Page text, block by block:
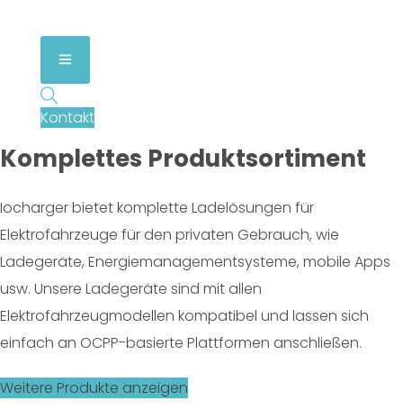
Kontakt
Intelligentes und einfaches EV-Ladegerät
der Stufe 2 für Privathäuser und Wohnungen.
Komplettes Produktsortiment
Iocharger bietet komplette Ladelösungen für
Elektrofahrzeuge für den privaten Gebrauch, wie
Ladegeräte, Energiemanagementsysteme, mobile Apps
usw. Unsere Ladegeräte sind mit allen
Elektrofahrzeugmodellen kompatibel und lassen sich
einfach an OCPP-basierte Plattformen anschließen.
Weitere Produkte anzeigen